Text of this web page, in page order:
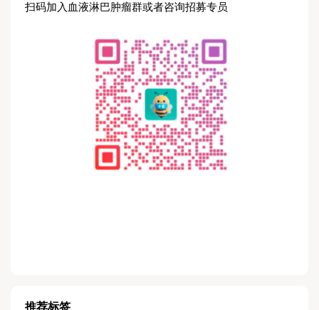
扫码加入血液淋巴肿瘤群或者咨询招募专员
推荐标签